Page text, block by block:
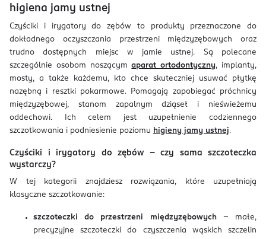
higiena jamy ustnej
Czyściki i irygatory do zębów to produkty przeznaczone do
dokładnego oczyszczania przestrzeni międzyzębowych oraz
trudno dostępnych miejsc w jamie ustnej. Są polecane
szczególnie osobom noszącymaparat ortodontyczny, implanty,
mosty, a także każdemu, kto chce skuteczniej usuwać płytkę
nazębną i resztki pokarmowe. Pomagają zapobiegać próchnicy
międzyzębowej, stanom zapalnym dziąseł i nieświeżemu
oddechowi. Ich celem jest uzupełnienie codziennego
szczotkowania i podniesienie poziomu higieny jamy ustnej.
Czyściki i irygatory do zębów – czy sama szczoteczka
wystarczy?
W tej kategorii znajdziesz rozwiązania, które uzupełniają
klasyczne szczotkowanie:
szczoteczki do przestrzeni międzyzębowych– małe,
precyzyjne szczoteczki do czyszczenia wąskich szczelin